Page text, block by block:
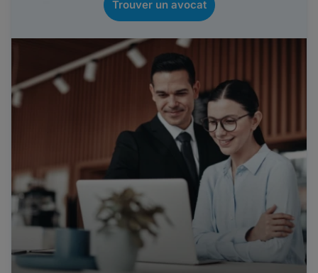
Trouver un avocat